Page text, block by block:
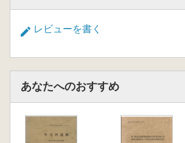
レビューを書く
あなたへのおすすめ